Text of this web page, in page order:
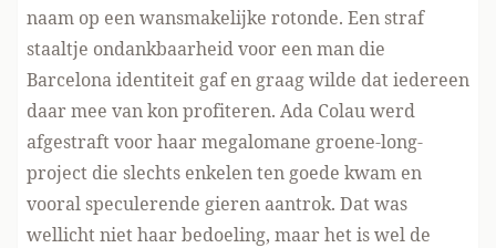
naam op een wansmakelijke rotonde. Een straf
staaltje ondankbaarheid voor een man die
Barcelona identiteit gaf en graag wilde dat iedereen
daar mee van kon profiteren. Ada Colau werd
afgestraft voor haar megalomane groene-long-
project die slechts enkelen ten goede kwam en
vooral speculerende gieren aantrok. Dat was
wellicht niet haar bedoeling, maar het is wel de